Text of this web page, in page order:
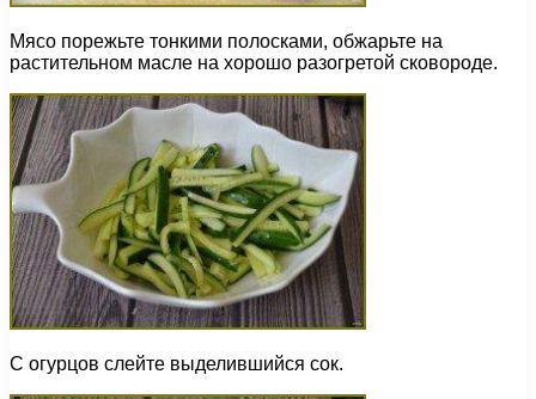
Мясо порежьте тонкими полосками, обжарьте на
растительном масле на хорошо разогретой сковороде.
С огурцов слейте выделившийся сок.